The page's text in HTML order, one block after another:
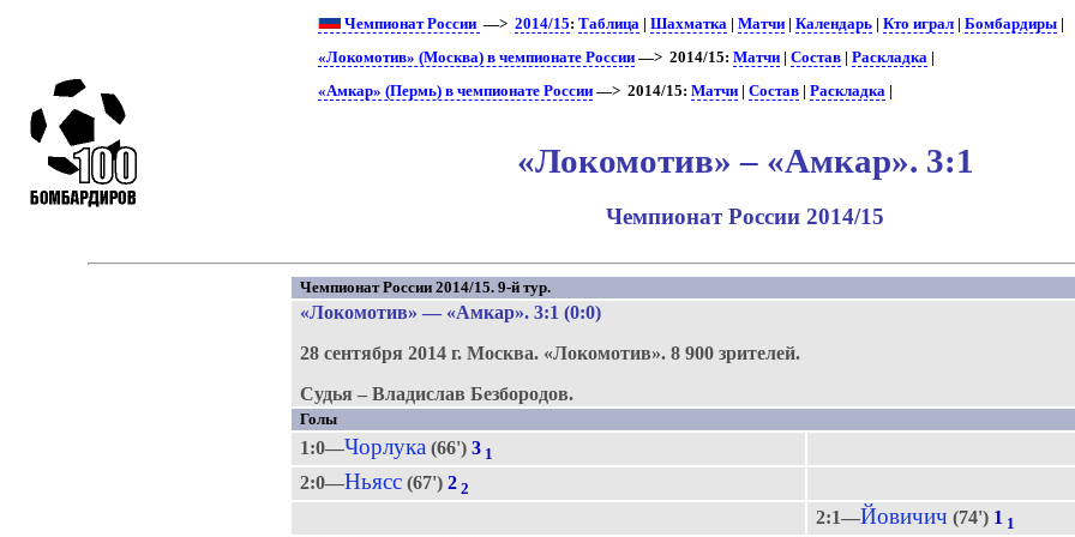
Чемпионат России —>2014/15:Таблица |Шахматка |Матчи |Календарь |Кто играл |Бомбардиры
«Локомотив» (Москва) в чемпионате России —> 2014/15:Матчи |Состав |Раскладка |
«Амкар» (Пермь) в чемпионате России —> 2014/15:Матчи |Состав |Раскладка |
«Локомотив» – «Амкар». 3:1
Чемпионат России 2014/15
Чемпионат России 2014/15. 9-й тур.
«Локомотив» — «Амкар». 3:1 (0:0)
28 сентября 2014 г.Москва. «Локомотив».8 900 зрителей.
Судья – Владислав Безбородов.
Голы
1:0—Чорлука (66')3 1
2:0—Ньясс (67')2 2
2:1—Йовичич (74') 1 1